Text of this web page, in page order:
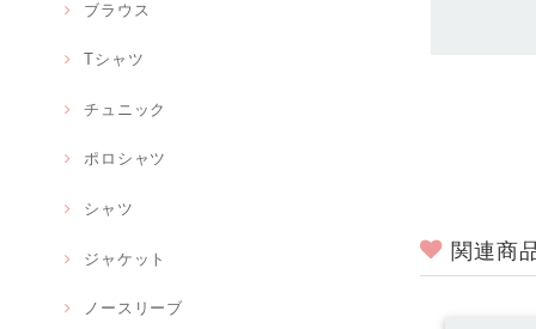
ブラウス
Tシャツ
チュニック
ポロシャツ
シャツ
ジャケット
ノースリーブ
関連商